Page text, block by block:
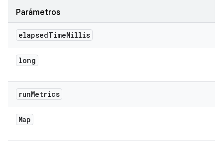
Parámetros
elapsedTimeMillis
long
runMetrics
Map